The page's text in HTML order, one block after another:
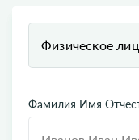
Физическое
Фамилия Имя